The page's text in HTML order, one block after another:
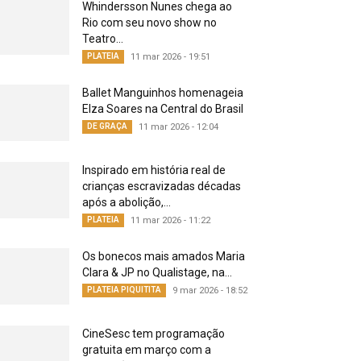
Whindersson Nunes chega ao
Rio com seu novo show no
Teatro...
PLATEIA 11 mar 2026 - 19:51
Ballet Manguinhos homenageia
Elza Soares na Central do Brasil
DE GRAÇA 11 mar 2026 - 12:04
Inspirado em história real de
crianças escravizadas décadas
após a abolição,...
PLATEIA 11 mar 2026 - 11:22
Os bonecos mais amados Maria
Clara & JP no Qualistage, na...
PLATEIA PIQUITITA 9 mar 2026 - 18:52
CineSesc tem programação
gratuita em março com a